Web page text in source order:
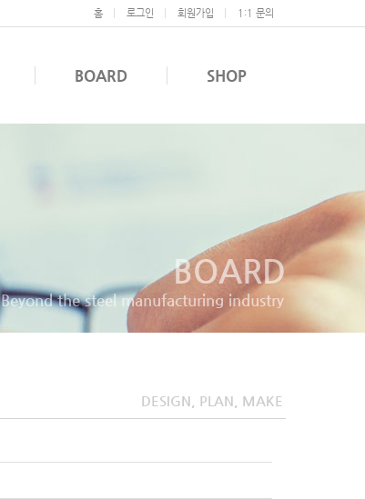
홈 로그인 회원가입 1:1 문의
BOARD SHOP
BOARD
Beyond the steel manufacturing industry
DESIGN, PLAN, MAKE